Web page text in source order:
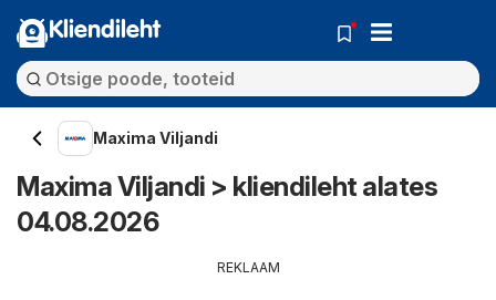
Kliendileht
Maxima Viljandi
Maxima Viljandi > kliendileht alates
04.08.2026
REKLAAM